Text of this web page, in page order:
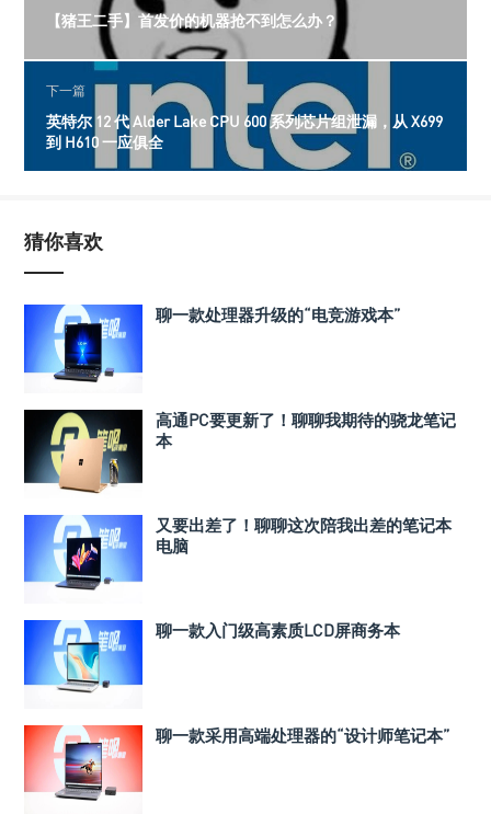
【猪王二手】首发价的机器抢不到怎么办？
下一篇
英特尔 12 代 Alder Lake CPU 600 系列芯片组泄漏，从 X699
到 H610 一应俱全
猜你喜欢
聊一款处理器升级的“电竞游戏本”
高通PC要更新了！聊聊我期待的骁龙笔记
本
又要出差了！聊聊这次陪我出差的笔记本
电脑
聊一款入门级高素质LCD屏商务本
聊一款采用高端处理器的“设计师笔记本”